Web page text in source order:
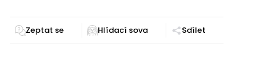
Zeptat se Sdílet